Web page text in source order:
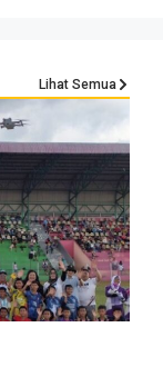
Lihat Semua